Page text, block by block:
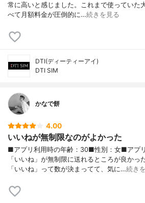
常に高いと感じました。これまで使っていた
べて月額料金が圧倒的に…続きを見る
DTI(ディーティーアイ)
DTI SIM
かなで餅
4.00
いいねが無制限なのがよかった
■アプリ利用時の年齢：30■性別：女■アプ
「いいね」が無制限に送れるところが良かっ
「いいね」って数が決まってて、気に…続き